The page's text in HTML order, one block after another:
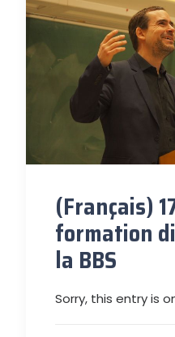
(Français)
formation
la BBS
Sorry, this entry is